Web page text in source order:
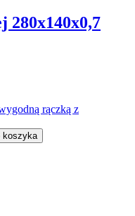
280x140x0,7
rączką z
koszyka